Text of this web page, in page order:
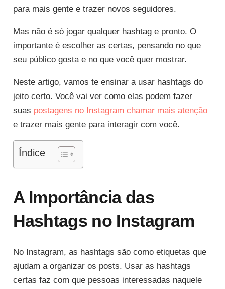
para mais gente e trazer novos seguidores.
Mas não é só jogar qualquer hashtag e pronto. O
importante é escolher as certas, pensando no que
seu público gosta e no que você quer mostrar.
Neste artigo, vamos te ensinar a usar hashtags do
jeito certo. Você vai ver como elas podem fazer
suas postagens no Instagram chamar mais atenção
e trazer mais gente para interagir com você.
Índice
A Importância das
Hashtags no Instagram
No Instagram, as hashtags são como etiquetas que
ajudam a organizar os posts. Usar as hashtags
certas faz com que pessoas interessadas naquele